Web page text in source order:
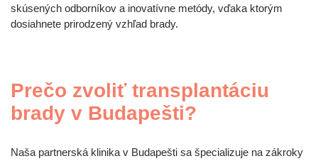
skúsených odborníkov a inovatívne metódy, vďaka ktorým
dosiahnete prirodzený vzhľad brady.
Prečo zvoliť transplantáciu
brady v Budapešti?
Naša partnerská klinika v Budapešti sa špecializuje na zákroky